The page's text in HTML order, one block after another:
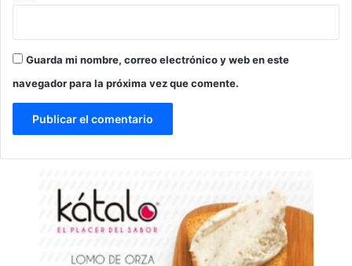
Guarda mi nombre, correo electrónico y web en este
navegador para la próxima vez que comente.